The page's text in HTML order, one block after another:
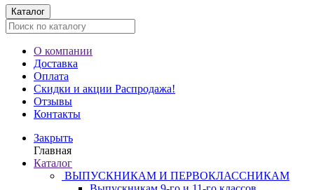
Каталог
О компании
Доставка
Оплата
Скидки и акции Распродажа!
Отзывы
Контакты
Закрыть
Главная
Каталог
ВЫПУСКНИКАМ И ПЕРВОКЛАССНИКАМ